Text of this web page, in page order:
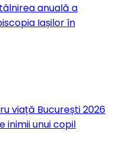
anuală a
Iașilor în
viață București 2026
inimii unui copil